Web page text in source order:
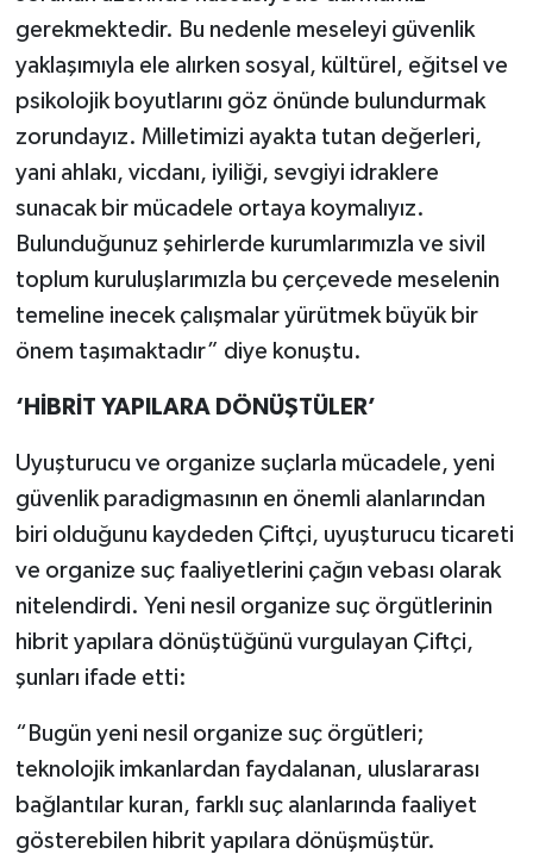
gerekmektedir. Bu nedenle meseleyi güvenlik
yaklaşımıyla ele alırken sosyal, kültürel, eğitsel ve
psikolojik boyutlarını göz önünde bulundurmak
zorundayız. Milletimizi ayakta tutan değerleri,
yani ahlakı, vicdanı, iyiliği, sevgiyi idraklere
sunacak bir mücadele ortaya koymalıyız.
Bulunduğunuz şehirlerde kurumlarımızla ve sivil
toplum kuruluşlarımızla bu çerçevede meselenin
temeline inecek çalışmalar yürütmek büyük bir
önem taşımaktadır” diye konuştu.
‘HİBRİT YAPILARA DÖNÜŞTÜLER’
Uyuşturucu ve organize suçlarla mücadele, yeni
güvenlik paradigmasının en önemli alanlarından
biri olduğunu kaydeden Çiftçi, uyuşturucu ticareti
ve organize suç faaliyetlerini çağın vebası olarak
nitelendirdi. Yeni nesil organize suç örgütlerinin
hibrit yapılara dönüştüğünü vurgulayan Çiftçi,
şunları ifade etti:
“Bugün yeni nesil organize suç örgütleri;
teknolojik imkanlardan faydalanan, uluslararası
bağlantılar kuran, farklı suç alanlarında faaliyet
gösterebilen hibrit yapılara dönüşmüştür.